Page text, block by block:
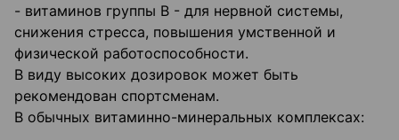
- витаминов группы В - для нервной системы,
снижения стресса, повышения умственной и
физической работоспособности.
В виду высоких дозировок может быть
рекомендован спортсменам.
В обычных витаминно-минеральных комплексах: